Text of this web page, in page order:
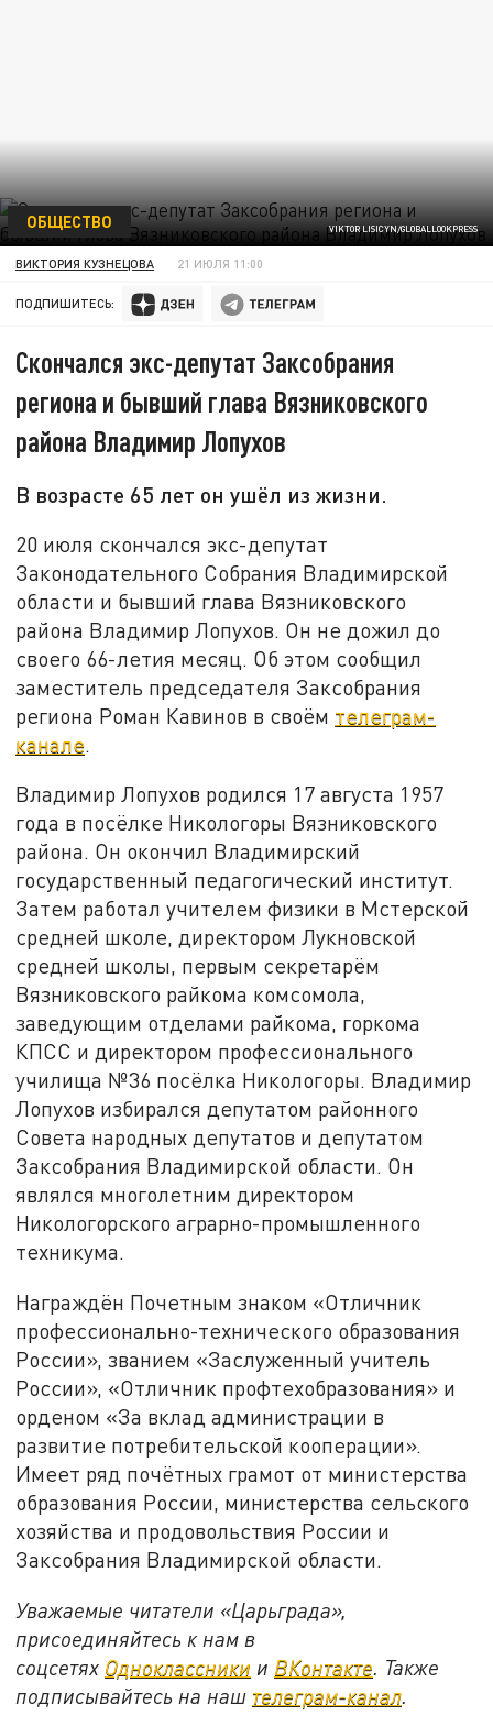
VIKTOR LISICYN/GLOBALLOOKPRESS
ОБЩЕСТВО
ВИКТОРИЯ КУЗНЕЦОВА 21 ИЮЛЯ 11:00
ПОДПИШИТЕСЬ:
Скончался экс-депутат Заксобрания
региона и бывший глава Вязниковского
района Владимир Лопухов
В возрасте 65 лет он ушёл из жизни.
20 июля скончался экс-депутат
Законодательного Собрания Владимирской
области и бывший глава Вязниковского
района Владимир Лопухов. Он не дожил до
своего 66-летия месяц. Об этом сообщил
заместитель председателя Заксобрания
региона Роман Кавинов в своём телеграм-
канале.
Владимир Лопухов родился 17 августа 1957
года в посёлке Никологоры Вязниковского
района. Он окончил Владимирский
государственный педагогический институт.
Затем работал учителем физики в Мстерской
средней школе, директором Лукновской
средней школы, первым секретарём
Вязниковского райкома комсомола,
заведующим отделами райкома, горкома
КПСС и директором профессионального
училища №36 посёлка Никологоры. Владимир
Лопухов избирался депутатом районного
Совета народных депутатов и депутатом
Заксобрания Владимирской области. Он
являлся многолетним директором
Никологорского аграрно-промышленного
техникума.
Награждён Почетным знаком «Отличник
профессионально-технического образования
России», званием «Заслуженный учитель
России», «Отличник профтехобразования» и
орденом «За вклад администрации в
развитие потребительской кооперации».
Имеет ряд почётных грамот от министерства
образования России, министерства сельского
хозяйства и продовольствия России и
Заксобрания Владимирской области.
Уважаемые читатели «Царьграда»,
присоединяйтесь к нам в
соцсетях Одноклассники и ВКонтакте. Также
подписывайтесь на наш телеграм-канал.